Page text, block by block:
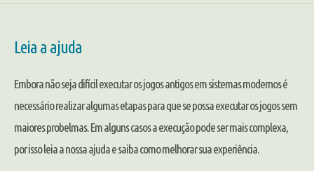
Leia a ajuda
Embora não seja difícil executar os jogos antigos em sistemas modernos é
necessário realizar algumas etapas para que se possa executar os jogos sem
maiores probelmas. Em alguns casos a execução pode ser mais complexa,
por isso leia a nossa ajuda e saiba como melhorar sua experiência.